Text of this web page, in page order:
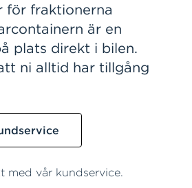
för fraktionerna
är en
plats direkt i bilen.
ni alltid har tillgång
med vår kundservice.